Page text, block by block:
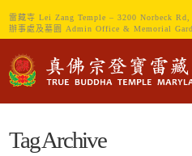
雷藏寺 Lei Zang Temple – 3200 Norbeck
辦事處及墓園 Admin Office & Memorial
Tag Archive